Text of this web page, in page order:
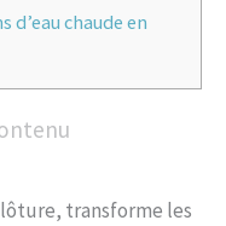
d’eau chaude en
transforme les